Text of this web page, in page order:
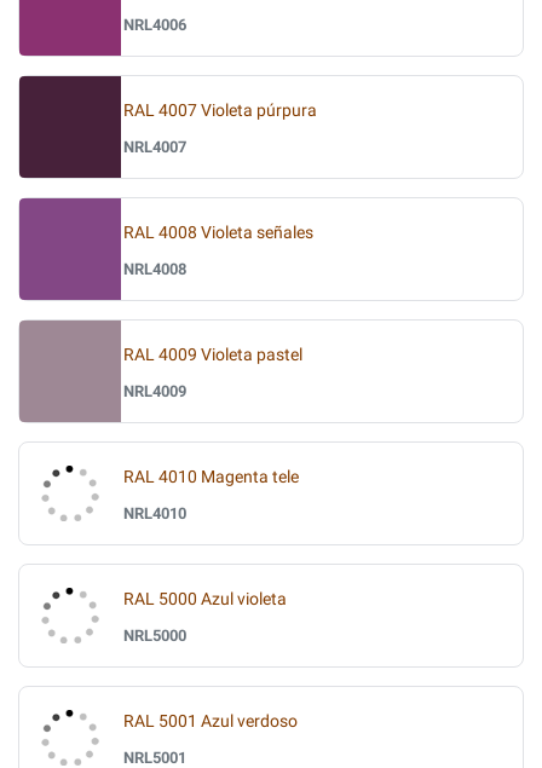
NRL4006
RAL 4007 Violeta púrpura
NRL4007
RAL 4008 Violeta señales
NRL4008
RAL 4009 Violeta pastel
NRL4009
RAL 4010 Magenta tele
NRL4010
RAL 5000 Azul violeta
NRL5000
RAL 5001 Azul verdoso
NRL5001